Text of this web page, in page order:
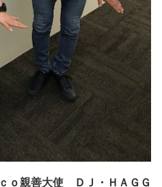
ｏ親善大使 ＤＪ・ＨＡＧＧ